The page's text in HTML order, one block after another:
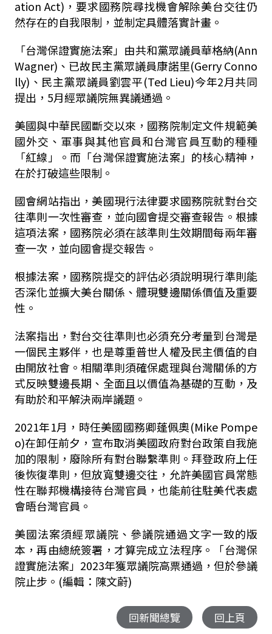
ation Act)，要求國務院尋找機會解除美台交往仍
然存在的自我限制，並制定具體落實計畫。
「台灣保證實施法案」由共和黨眾議員華格納(Ann
Wagner)、已故民主黨眾議員康諾里(Gerry Conno
lly)、民主黨眾議員劉雲平(Ted Lieu)今年2月共同
提出，5月經眾議院無異議通過。
美國與中華民國斷交以來，國務院制定文件規範美
國外交、軍事與其他官員和台灣官員互動的種種
「紅線」。而「台灣保證實施法案」的核心精神，
在於打破這些限制。
國會網站指出，美國現行法律要求國務院就對台交
往準則一次性審查，並向國會提交審查報告。根據
這項法案，國務院必須在該準則生效期間每兩年審
查一次，並向國會提交報告。
根據法案，國務院提交的評估必須說明現行準則能
否深化並擴大美台關係、體現雙邊關係價值及重要
性。
法案指出，對台交往準則也必須充分考量到台灣是
一個民主夥伴，也是尊重普世人權及民主價值的自
由開放社會。相關準則須確保處理與台灣關係的方
式反映雙邊長期、全面且以價值為基礎的互動，及
有助於和平解決兩岸議題。
2021年1月，時任美國國務卿蓬佩奧(Mike Pompe
o)在卸任前夕，宣布取消美國政府對台政策自我施
加的限制，廢除所有對台聯繫準則。拜登政府上任
後恢復準則，但放寬雙邊交往，允許美國官員常態
性在聯邦機構接待台灣官員，也能前往駐美代表處
會晤台灣官員。
美國法案須經眾議院、參議院通過文字一致的版
本，再由總統簽署，才算完成立法程序。「台灣保
證實施法案」2023年獲眾議院高票通過，但於參議
院止步。(編輯：陳文蔚)
回新聞總覽 回上頁